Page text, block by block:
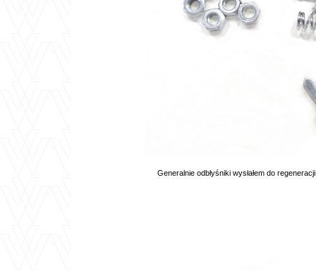
Generalnie odbłyśniki wysłałem do